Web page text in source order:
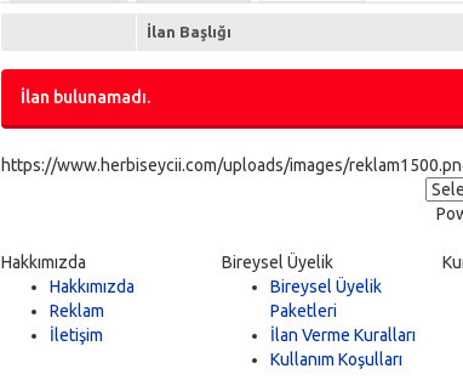
İlan Başlığı
İlan bulunamadı.
https://www.herbiseycii.com/uploads/images/
Hakkımızda
Hakkımızda
Reklam
İletişim
Bireysel Üyelik
Bireysel Üyelik
Paketleri
İlan Verme Kuralları
Kullanım Koşulları